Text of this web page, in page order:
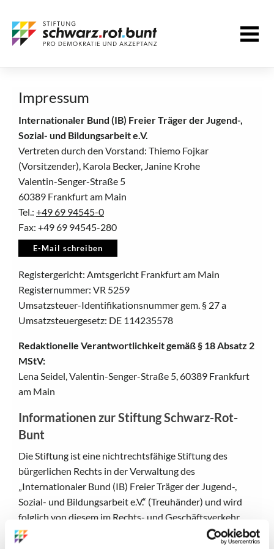
Impressum
Internationaler Bund (IB) Freier Träger der Jugend-,
Sozial- und Bildungsarbeit e.V.
Vertreten durch den Vorstand: Thiemo Fojkar
(Vorsitzender), Karola Becker, Janine Krohe
Valentin-Senger-Straße 5
60389 Frankfurt am Main
Tel.: +49 69 94545-0
Fax: +49 69 94545-280
E-Mail schreiben
Registergericht: Amtsgericht Frankfurt am Main
Registernummer: VR 5259
Umsatzsteuer-Identifikationsnummer gem. § 27 a
Umsatzsteuergesetz: DE 114235578
Redaktionelle Verantwortlichkeit gemäß § 18 Absatz 2
MStV:
Lena Seidel, Valentin-Senger-Straße 5, 60389 Frankfurt
am Main
Informationen zur Stiftung Schwarz-Rot-
Bunt
Die Stiftung ist eine nichtrechtsfähige Stiftung des
bürgerlichen Rechts in der Verwaltung des
„Internationaler Bund (IB) Freier Träger der Jugend-,
Sozial- und Bildungsarbeit e.V.“ (Treuhänder) und wird
folglich von diesem im Rechts- und Geschäftsverkehr
vertreten.